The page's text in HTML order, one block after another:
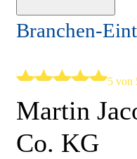
Branchen-
5 von
Martin
Co. KG